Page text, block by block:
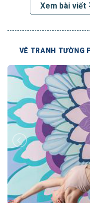
Xem bài viết
VẼ TRANH TƯỜNG